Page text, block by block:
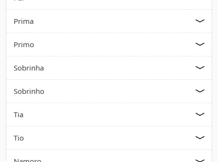
Prima
Primo
Sobrinha
Sobrinho
Tia
Tio